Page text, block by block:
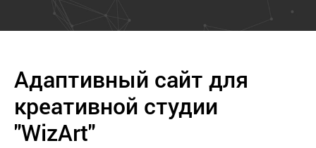
Адаптивный сайт для
креативной студии
"WizArt"